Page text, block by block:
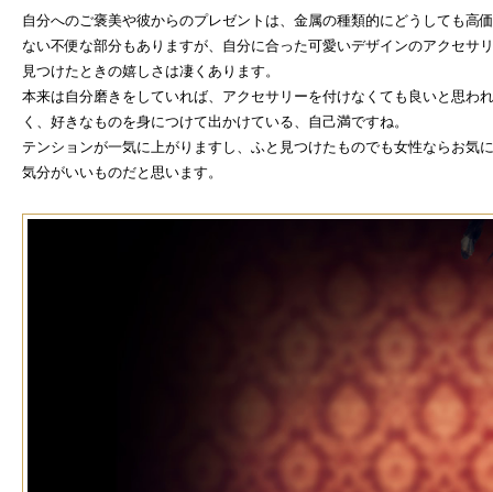
自分へのご褒美や彼からのプレゼントは、金属の種類的にどうしても高
ない不便な部分もありますが、自分に合った可愛いデザインのアクセサ
見つけたときの嬉しさは凄くあります。
本来は自分磨きをしていれば、アクセサリーを付けなくても良いと思わ
く、好きなものを身につけて出かけている、自己満ですね。
テンションが一気に上がりますし、ふと見つけたものでも女性ならお気
気分がいいものだと思います。